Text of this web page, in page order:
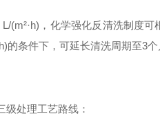
(m²·h)，化学强化反清洗制度
的条件下，可延长清洗周期至3
级处理工艺路线：